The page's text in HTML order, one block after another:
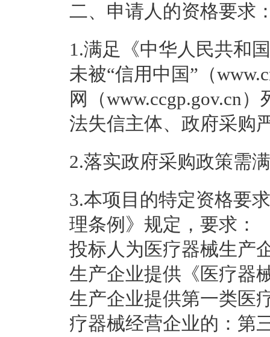
二、申请人的资格要求
1.满足《中华人民共和
未被“信用中国”（
网（www.ccgp.gov.cn
法失信主体、政府采购
2.落实政府采购政策需
3.本项目的特定资格要
理条例》规定，要求：
投标人为医疗器械生产
生产企业提供《医疗器
生产企业提供第一类医
疗器械经营企业的：第